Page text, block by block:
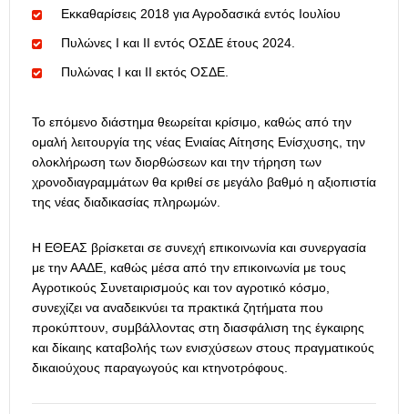
Εκκαθαρίσεις 2018 για Αγροδασικά εντός Ιουλίου
Πυλώνες Ι και ΙΙ εντός ΟΣΔΕ έτους 2024.
Πυλώνας Ι και ΙΙ εκτός ΟΣΔΕ.
Το επόμενο διάστημα θεωρείται κρίσιμο, καθώς από την
ομαλή λειτουργία της νέας Ενιαίας Αίτησης Ενίσχυσης, την
ολοκλήρωση των διορθώσεων και την τήρηση των
χρονοδιαγραμμάτων θα κριθεί σε μεγάλο βαθμό η αξιοπιστία
της νέας διαδικασίας πληρωμών.
Η ΕΘΕΑΣ βρίσκεται σε συνεχή επικοινωνία και συνεργασία
με την ΑΑΔΕ, καθώς μέσα από την επικοινωνία με τους
Αγροτικούς Συνεταιρισμούς και τον αγροτικό κόσμο,
συνεχίζει να αναδεικνύει τα πρακτικά ζητήματα που
προκύπτουν, συμβάλλοντας στη διασφάλιση της έγκαιρης
και δίκαιης καταβολής των ενισχύσεων στους πραγματικούς
δικαιούχους παραγωγούς και κτηνοτρόφους.